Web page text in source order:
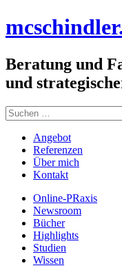
Inhalt
mcschindler
Beratung und
und
Suchen
nach:
Angebot
Referenzen
Über mich
Kontakt
Online-PRaxis
Newsroom
Bücher
Highlights
Studien
Wissen